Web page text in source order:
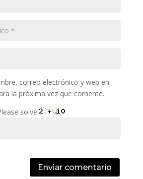
correo electrónico y web en
la próxima vez que comente.
solve:
Enviar comentario